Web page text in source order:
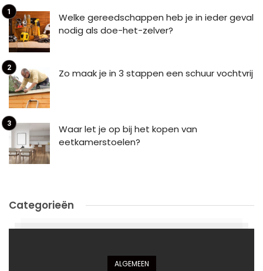
Welke gereedschappen heb je in ieder geval
nodig als doe-het-zelver?
Zo maak je in 3 stappen een schuur vochtvrij
Waar let je op bij het kopen van
eetkamerstoelen?
Categorieën
ALGEMEEN